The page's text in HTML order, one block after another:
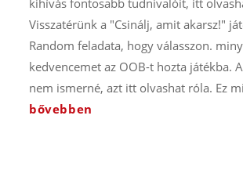
kihívás fontosabb tudnivalóit, itt
Visszatérünk a "Csinálj, amit akarsz!"
Random feladata, hogy válasszon.
kedvencemet az OOB-t hozta játékba.
nem ismerné, azt itt olvashat róla. Ez
bővebben